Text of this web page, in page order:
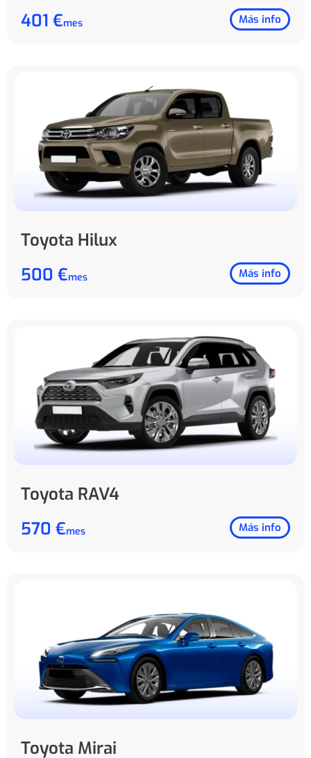
401 €mes Más info
Toyota Hilux
500 €mes Más info
Toyota RAV4
570 €mes Más info
Toyota Mirai